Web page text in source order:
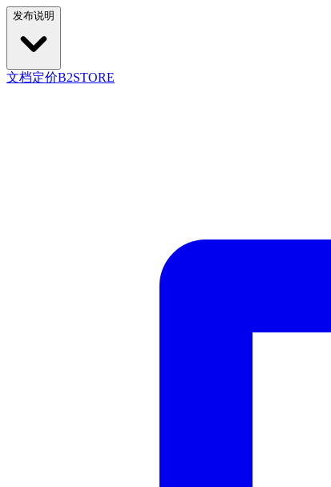
发布说明
文档定价B2STORE